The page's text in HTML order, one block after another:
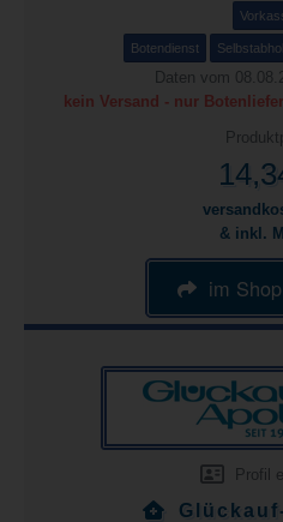
Botendienst
Daten vom
kein Versand - nur
& inkl.
im
Profil